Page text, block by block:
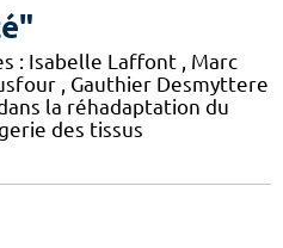
: Isabelle Laffont , Marc
, Gauthier Desmyttere
la réhadaptation du
des tissus